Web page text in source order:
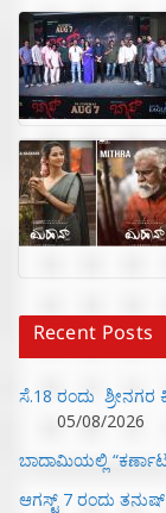
Recent Posts
ಸೆ.18 ರಂದು
05/08/2026
ಬಾದಾಮಿಯಲ್ಲಿ
ಆಗಸ್ಟ್ 7 ರಂದು